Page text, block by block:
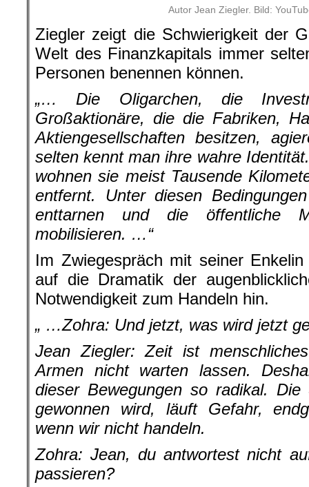
Autor Jean Ziegler. Bild:
Ziegler zeigt die Schwierigkeit der
Welt des Finanzkapitals immer
Personen benennen können.
„… Die Oligarchen, die
Großaktionäre, die die Fabriken,
Aktiengesellschaften besitzen,
selten kennt man ihre wahre
wohnen sie meist Tausende
entfernt. Unter diesen
enttarnen und die öffentliche
mobilisieren. …“
Im Zwiegespräch mit seiner
auf die Dramatik der
Notwendigkeit zum Handeln hin.
„ …Zohra: Und jetzt, was wird jetzt
Jean Ziegler: Zeit ist
Armen nicht warten lassen.
dieser Bewegungen so radikal.
gewonnen wird, läuft Gefahr,
wenn wir nicht handeln.
Zohra:Jean, du antwortest nicht
passieren?